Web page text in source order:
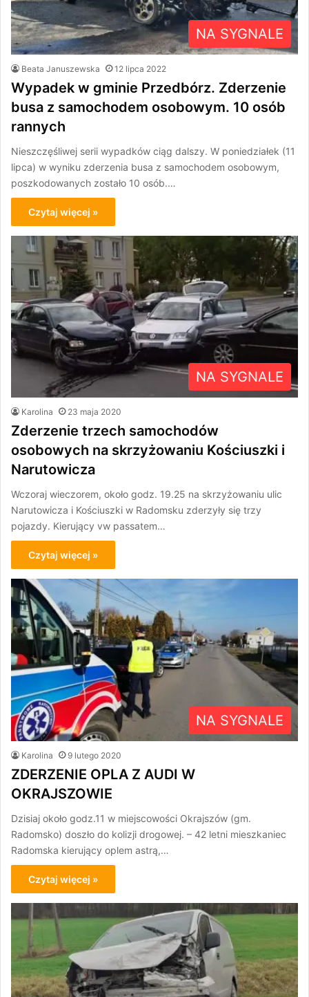
NA SYGNALE
Beata Januszewska 12 lipca 2022
Wypadek w gminie Przedbórz. Zderzenie
busa z samochodem osobowym. 10 osób
rannych
Nieszczęśliwej serii wypadków ciąg dalszy. W poniedziałek (11
lipca) w wyniku zderzenia busa z samochodem osobowym,
poszkodowanych zostało 10 osób.…
Czytaj więcej »
NA SYGNALE
Karolina 23 maja 2020
Zderzenie trzech samochodów
osobowych na skrzyżowaniu Kościuszki i
Narutowicza
Wczoraj wieczorem, około godz. 19.25 na skrzyżowaniu ulic
Narutowicza i Kościuszki w Radomsku zderzyły się trzy
pojazdy. Kierujący vw passatem…
Czytaj więcej »
NA SYGNALE
Karolina 9 lutego 2020
ZDERZENIE OPLA Z AUDI W
OKRAJSZOWIE
Dzisiaj około godz.11 w miejscowości Okrajszów (gm.
Radomsko) doszło do kolizji drogowej. – 42 letni mieszkaniec
Radomska kierujący oplem astrą,…
Czytaj więcej »